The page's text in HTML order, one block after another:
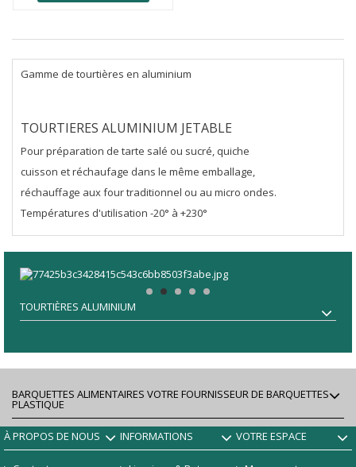
Gamme de tourtières en aluminium
TOURTIERES ALUMINIUM JETABLE
Pour préparation de tarte salé ou sucré, quiche
cuisson et réchaufage dans le même emballage,
réchauffage aux four traditionnel ou au micro ondes.
Températures d'utilisation -20° à +230°
TOURTIÈRES ALUMINIUM
BARQUETTES ALIMENTAIRES VOTRE FOURNISSEUR DE BARQUETTES
PLASTIQUE
À PROPOS DE NOUS INFORMATIONS VOTRE ESPACE